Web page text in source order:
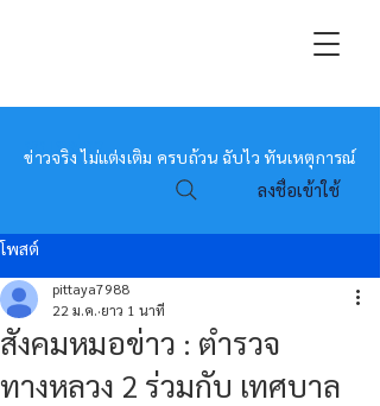
หมอข่าว
ข่าวจริง ไม่แต่งเติม ครบถ้วน ฉับไว ทันเหตุการณ์
ลงชื่อเข้าใช้
โพสต์
สังคมหมอข่าว : ตำรวจ
ทางหลวง 2 ร่วมกับ เทศบาล
pittaya7988
22 ม.ค. ยาว 1 นาที